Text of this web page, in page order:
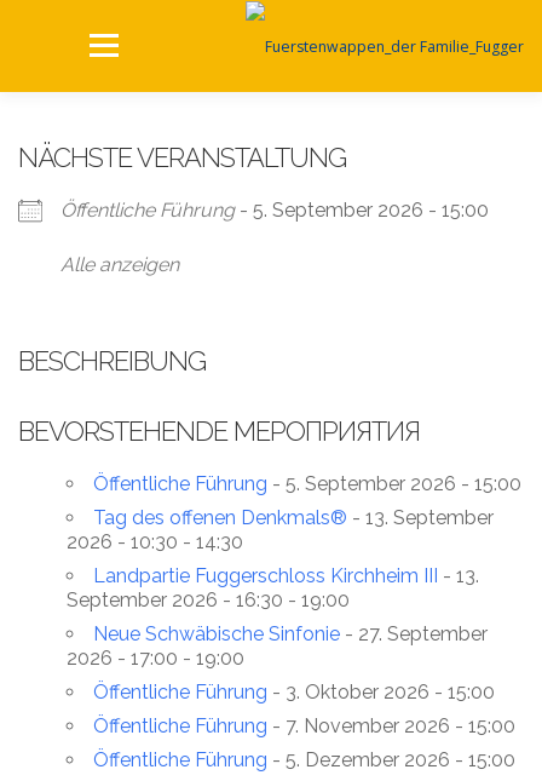
Menü
HOME
LOCATION EVENTS
NÄCHSTE VERANSTALTUNG
Öffentliche Führung- 5. September 2026 - 15:00
Alle anzeigen
BESCHREIBUNG
BEVORSTEHENDE МЕРОПРИЯТИЯ
Öffentliche Führung - 5. September 2026 - 15:00
Tag des offenen Denkmals® - 13. September
2026 - 10:30 - 14:30
Landpartie Fuggerschloss Kirchheim III
- 13.
September 2026 - 16:30 - 19:00
Neue Schwäbische Sinfonie - 27. September
2026 - 17:00 - 19:00
Öffentliche Führung - 3. Oktober 2026 - 15:00
Öffentliche Führung - 7. November 2026 - 15:00
Öffentliche Führung - 5. Dezember 2026 - 15:00